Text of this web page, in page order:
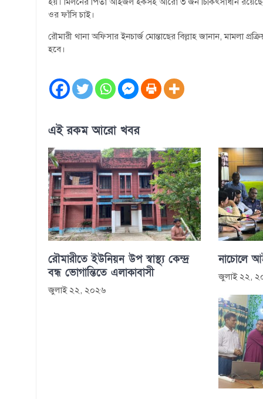
ওর ফাঁসি চাই।
রৌমারী থানা অফিসার ইনচার্জ মোন্তাছের বিল্লাহ জানান, মামলা
হবে।
এই রকম আরো খবর
রৌমারীতে ইউনিয়ন উপ স্বাস্থ্য কেন্দ্র
বন্ধ ভোগান্তিতে এলাকাবাসী
জুলাই ২২, ২০২৬
নাচোলে
জুলাই ২২,